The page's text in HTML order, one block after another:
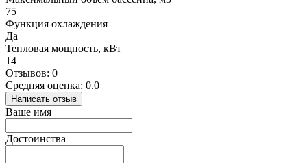
75
Функция охлаждения
Да
Тепловая мощность, кВт
14
Отзывов: 0
Средняя оценка: 0.0
Написать отзыв
Ваше имя
Достоинства